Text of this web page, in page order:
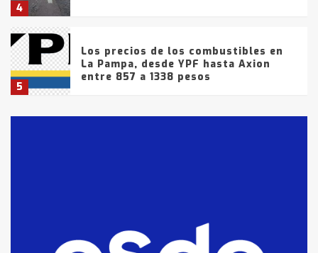
4
5
Los precios de los combustibles en
La Pampa, desde YPF hasta Axion
entre 857 a 1338 pesos
fueron detenidos por
comercialización de drogas en la
tarde del sábado